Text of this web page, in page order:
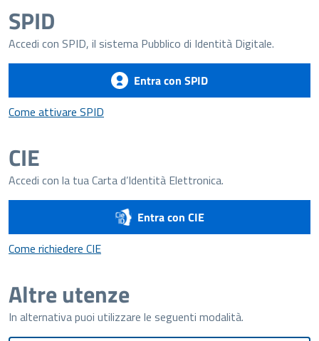
SPID
Accedi con SPID, il sistema Pubblico di Identità Digitale.
Entra con SPID
Come attivare SPID
CIE
Accedi con la tua Carta d’Identità Elettronica.
Entra con CIE
Come richiedere CIECome richiedere CIE
Altre utenze
In alternativa puoi utilizzare le seguenti modalità.